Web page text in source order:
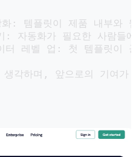
생각하며, 앞으로의 기여